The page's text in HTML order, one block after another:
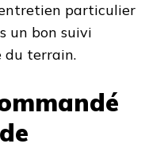
particulier
un bon suivi
du terrain.